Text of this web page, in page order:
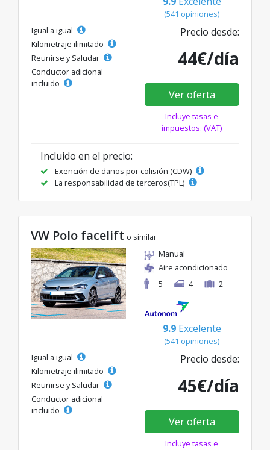
(541 opiniones)
Igual a igual
Kilometraje ilimitado
Reunirse y Saludar
Conductor adicional
incluido
Precio desde:
44€/día
Ver oferta
Incluye tasas e
impuestos. (VAT)
Incluido en el precio:
Exención de daños por colisión (CDW)
La responsabilidad de terceros(TPL)
VW Polo facelift o similar
Manual
Aire acondicionado
5
4 2
9.9 Excelente
(541 opiniones)
Igual a igual
Kilometraje ilimitado
Reunirse y Saludar
Conductor adicional
incluido
Precio desde:
45€/día
Ver oferta
Incluye tasas e